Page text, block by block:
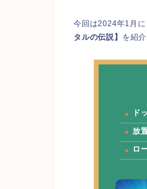
今回は2024年1月
タルの伝説】
を紹
ド
放
ロ